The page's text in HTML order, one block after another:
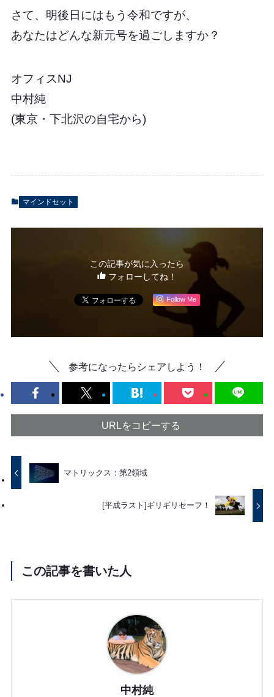
さて、明後日にはもう令和ですが、
あなたはどんな新元号を過ごしますか？
オフィスNJ
中村純
(東京・下北沢の自宅から)
マインドセット
この記事が気に入ったら
フォローしてね！
Follow Me
参考になったらシェアしよう！
URLをコピーする
マトリックス：第2領域
[平成ラスト]ギリギリセーフ！
この記事を書いた人
中村純